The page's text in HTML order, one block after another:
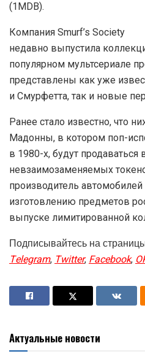
(1MDB).
Компания Smurf’s Society
недавно выпустила
популярном мультсериале
представлены как уже
и Смурфетта, так и новые
Ранее стало известно, что
Мадонны, в котором поп-
в 1980-х, будут
невзаимозаменяемых
производитель
изготовлению предметов
выпуске лимитированной
Подписывайтесь на
Telegram,Twitter,Facebook,
Актуальные новости